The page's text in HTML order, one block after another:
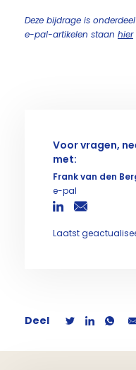
Deze bijdrage is
e-pal-artikelen staan hier
Voor vragen,
met:
Frank van den
e-pal
Laatst
Deel